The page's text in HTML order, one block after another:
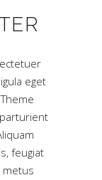
eget
feugiat
metus